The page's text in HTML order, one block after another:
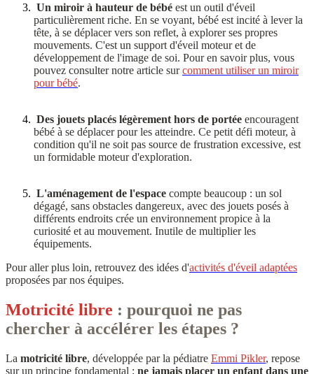
Un miroir à hauteur de bébé est un outil d'éveil
particulièrement riche. En se voyant, bébé est incité à lever la
tête, à se déplacer vers son reflet, à explorer ses propres
mouvements. C'est un support d'éveil moteur et de
développement de l'image de soi. Pour en savoir plus, vous
pouvez consulter notre article surcomment utiliser un miroir
pour bébé.
Des jouets placés légèrement hors de portée encouragent
bébé à se déplacer pour les atteindre. Ce petit défi moteur, à
condition qu'il ne soit pas source de frustration excessive, est
un formidable moteur d'exploration.
L'aménagement de l'espace compte beaucoup : un sol
dégagé, sans obstacles dangereux, avec des jouets posés à
différents endroits crée un environnement propice à la
curiosité et au mouvement. Inutile de multiplier les
équipements.
Pour aller plus loin, retrouvez des idées d'activités d'éveil adaptées
proposées par nos équipes.
Motricité libre : pourquoi ne pas
chercher à accélérer les étapes ?
La motricité libre, développée par la pédiatre Emmi Pikler, repose
sur un principe fondamental : ne jamais placer un enfant dans une